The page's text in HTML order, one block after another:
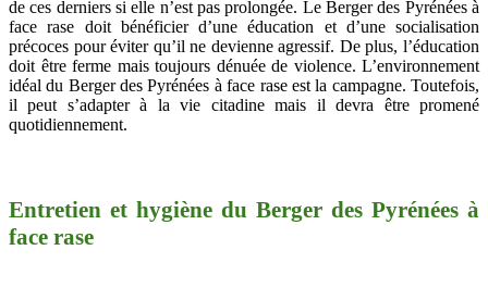
de ces derniers si elle n’est pas prolongée. Le Berger des Pyrénées à
face rase doit bénéficier d’une éducation et d’une socialisation
précoces pour éviter qu’il ne devienne agressif. De plus, l’éducation
doit être ferme mais toujours dénuée de violence. L’environnement
idéal du Berger des Pyrénées à face rase est la campagne. Toutefois,
il peut s’adapter à la vie citadine mais il devra être promené
quotidiennement.
Entretien et hygiène du Berger des Pyrénées à
face rase